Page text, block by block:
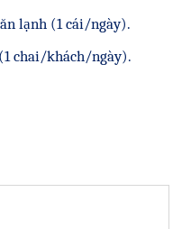
lạnh (1 cái/ngày).
chai/khách/ngày).